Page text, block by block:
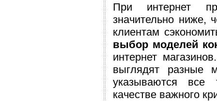
При интернет
значительно ниже,
клиентам
выбор моделей
интернет
выглядят разные
указываются все
качестве важного